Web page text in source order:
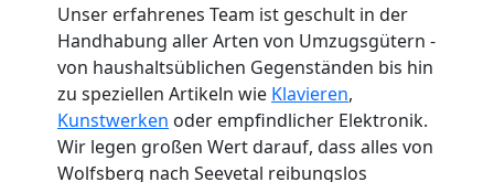
Unser erfahrenes Team ist geschult in der
Handhabung aller Arten von Umzugsgütern -
von haushaltsüblichen Gegenständen bis hin
zu speziellen Artikeln wie Klavieren,
Kunstwerken oder empfindlicher Elektronik.
Wir legen großen Wert darauf, dass alles von
Wolfsberg nach Seevetal reibungslos